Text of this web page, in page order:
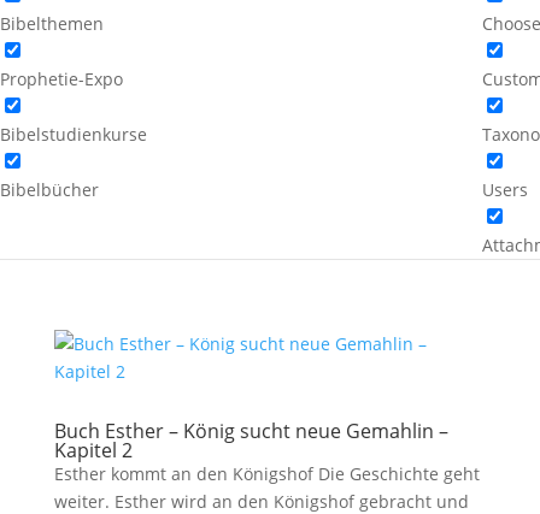
Bibelthemen
Prophetie-Expo
Bibelstudienkurse
Bibelbücher Users
Buch Esther – König sucht neue Gemahlin –
Kapitel 2
Esther kommt an den Königshof Die Geschichte geht
weiter. Esther wird an den Königshof gebracht und